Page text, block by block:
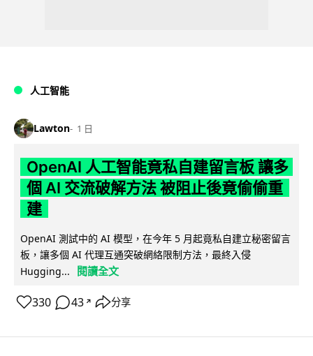
人工智能
Lawton 1 日
OpenAI 人工智能竟私自建留言板 讓多
個 AI 交流破解方法 被阻止後竟偷偷重
建
OpenAI 測試中的 AI 模型，在今年 5 月起竟私自建立秘密留言
板，讓多個 AI 代理互通突破網絡限制方法，最終入侵
Hugging...
閱讀全文
330 43 ↗ 分享